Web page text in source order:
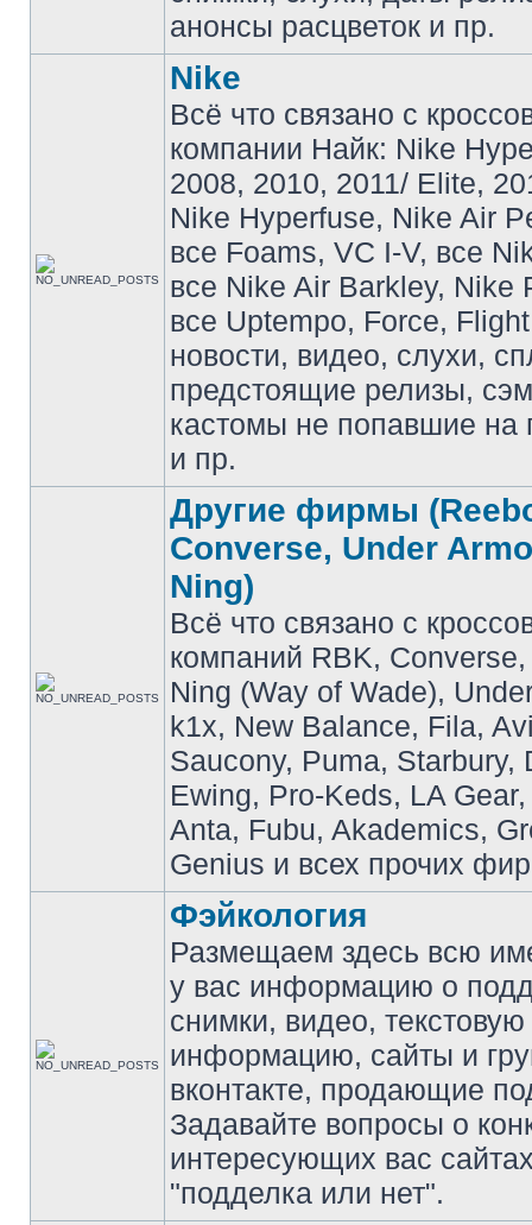
анонсы расцветок и пр.
Nike
Всё что связано с
компании Найк: Nike
2008, 2010, 2011/ Elite,
Nike Hyperfuse, Nike Air
все Foams, VC I-V, все
все Nike Air Barkley, Nike
все Uptempo, Force,
новости, видео, слухи,
предстоящие релизы,
кастомы не попавшие на
и пр.
Другие фирмы
Converse, Under
Ning)
Всё что связано с
компаний RBK,
Ning (Way of Wade),
k1x, New Balance, Fila,
Saucony, Puma, Starbury,
Ewing, Pro-Keds, LA
Anta, Fubu, Akademics,
Genius и всех прочих
Фэйкология
Размещаем здесь всю
у вас информацию о
снимки, видео, текстовую
информацию, сайты и
вконтакте, продающие
Задавайте вопросы о
интересующих вас
"подделка или нет".